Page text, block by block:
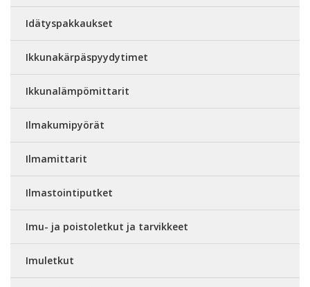
Idätyspakkaukset
Ikkunakärpäspyydytimet
Ikkunalämpömittarit
Ilmakumipyörät
Ilmamittarit
Ilmastointiputket
Imu- ja poistoletkut ja tarvikkeet
Imuletkut